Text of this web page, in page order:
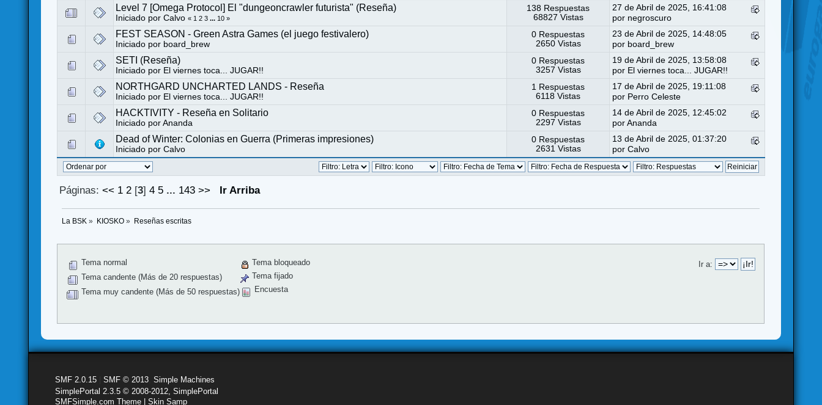
Level 7 [Omega Protocol] El "dungeoncrawler futurista" (Reseña)
Iniciado porCalvo « 1 2 3 ... 10 »
138 Respuestas
68827 Vistas
27 de Abril de 2025, 16:41:08
por negroscuro
FEST SEASON - Green Astra Games (el juego festivalero)
Iniciado por board_brew
0 Respuestas
2650 Vistas
23 de Abril de 2025, 14:48:05
por board_brew
SETI (Reseña)
Iniciado por El viernes toca... JUGAR!!
0 Respuestas
3257 Vistas
19 de Abril de 2025, 13:58:08
por El viernes toca... JUGAR!!
NORTHGARD UNCHARTED LANDS - Reseña
Iniciado por El viernes toca... JUGAR!!
1 Respuestas
6118 Vistas
17 de Abril de 2025, 19:11:08
por Perro Celeste
HACKTIVITY - Reseña en Solitario
Iniciado porAnanda
0 Respuestas
2297 Vistas
14 de Abril de 2025, 12:45:02
porAnanda
Dead of Winter: Colonias en Guerra (Primeras impresiones)
Iniciado porCalvo
0 Respuestas
2631 Vistas
13 de Abril de 2025, 01:37:20
porCalvo
Páginas: << 1 2[3] 4 5 ... 143 >> Ir Arriba
La BSK » KIOSKO» Reseñas escritas
Ir a:
Tema normal
Tema candente (Más de 20 respuestas)
Tema muy candente (Más de 50 respuestas)
Tema bloqueado
Tema fijado
Encuesta
SMF 2.0.15 |SMF © 2013 ,Simple Machines
SimplePortal 2.3.5 © 2008-2012, SimplePortal
SMFSimple.com Theme | Skin Samp